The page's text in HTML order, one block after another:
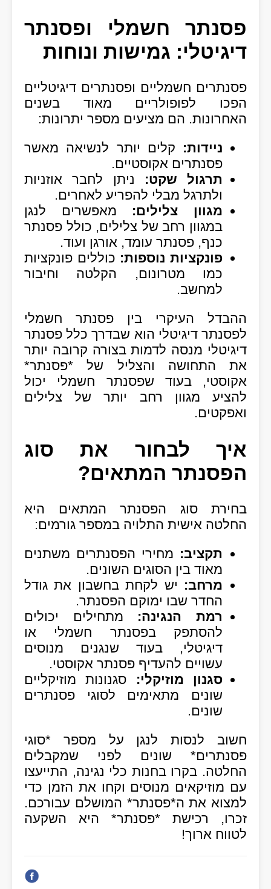
פסנתר חשמלי ופסנתר
דיגיטלי: גמישות ונוחות
פסנתרים חשמליים ופסנתרים דיגיטליים
הפכו לפופולריים מאוד בשנים
האחרונות. הם מציעים מספר יתרונות:
ניידות: קלים יותר לנשיאה מאשר
פסנתרים אקוסטיים.
תרגול שקט: ניתן לחבר אוזניות
ולתרגל מבלי להפריע לאחרים.
מגוון צלילים: מאפשרים לנגן
במגוון רחב של צלילים, כולל פסנתר
כנף, פסנתר עומד, אורגן ועוד.
פונקציות נוספות: כוללים פונקציות
כמו מטרונום, הקלטה וחיבור
למחשב.
ההבדל העיקרי בין פסנתר חשמלי
לפסנתר דיגיטלי הוא שבדרך כלל פסנתר
דיגיטלי מנסה לדמות בצורה קרובה יותר
את התחושה והצליל של *פסנתר*
אקוסטי, בעוד שפסנתר חשמלי יכול
להציע מגוון רחב יותר של צלילים
ואפקטים.
איך לבחור את סוג
הפסנתר המתאים?
בחירת סוג הפסנתר המתאים היא
החלטה אישית התלויה במספר גורמים:
תקציב: מחירי הפסנתרים משתנים
מאוד בין הסוגים השונים.
מרחב: יש לקחת בחשבון את גודל
החדר שבו ימוקם הפסנתר.
רמת הנגינה: מתחילים יכולים
להסתפק בפסנתר חשמלי או
דיגיטלי, בעוד שנגנים מנוסים
עשויים להעדיף פסנתר אקוסטי.
סגנון מוזיקלי: סגנונות מוזיקליים
שונים מתאימים לסוגי פסנתרים
שונים.
חשוב לנסות לנגן על מספר *סוגי
פסנתרים* שונים לפני שמקבלים
החלטה. בקרו בחנות כלי נגינה, התייעצו
עם מוזיקאים מנוסים וקחו את הזמן כדי
למצוא את ה*פסנתר* המושלם עבורכם.
זכרו, רכישת *פסנתר* היא השקעה
לטווח ארוך!